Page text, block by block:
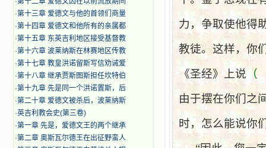
·第十三章 爱德文与他的首领们商量
·第十四章 爱德文和他所有的亲属都
·第十五章 东英吉利地区接受基督教
·第十六章 波莱纳斯在林赛地区传教
·第十七章 教皇洪诺留斯写信劝诫爱
·第十八章 继承贾斯图斯担任坎特伯
·第十九章 先是同一个洪诺置斯，后
·第二十章 爱德文被杀后，波莱纳斯
·英吉利教会史(第三卷)
·第一章 先是，爱德文王的两个继承
·第二章 奥斯瓦尔德王在出征野蛮人
力，争取使他得
教徒。这样，你
《圣经》上说 （
由于摆在你们之
时，怎么能说你